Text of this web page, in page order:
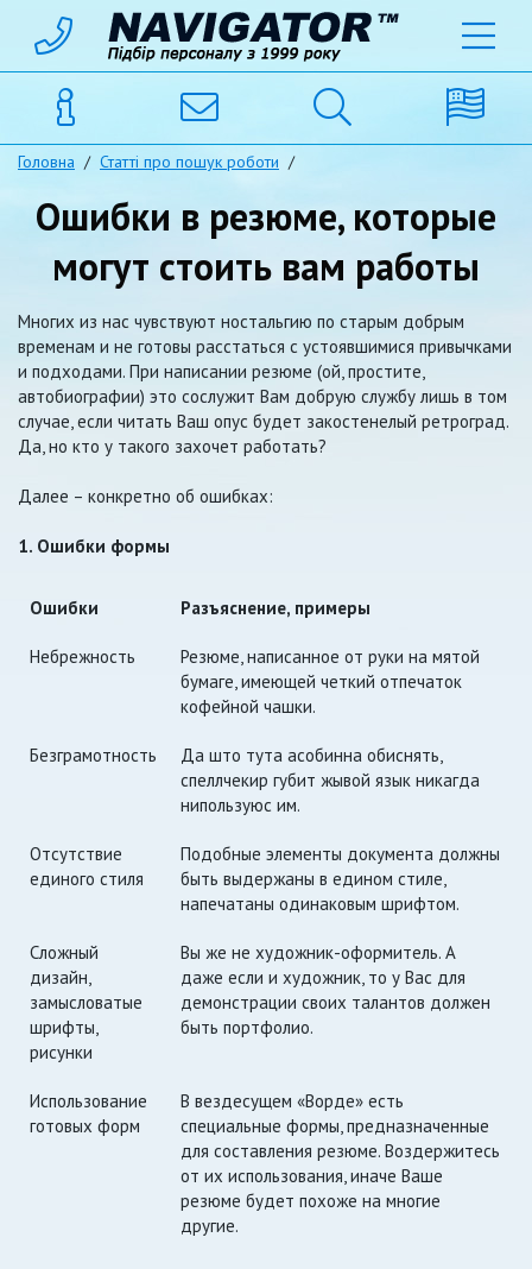
Головна / Статті про пошук роботи /
Ошибки в резюме, которые
могут стоить вам работы
Многих из нас чувствуют ностальгию по старым добрым
временам и не готовы расстаться с устоявшимися привычками
и подходами. При написании резюме (ой, простите,
автобиографии) это сослужит Вам добрую службу лишь в том
случае, если читать Ваш опус будет закостенелый ретроград.
Да, но кто у такого захочет работать?
Далее – конкретно об ошибках:
1. Ошибки формы
Ошибки Разъяснение, примеры
Небрежность
Резюме, написанное от руки на мятой
бумаге, имеющей четкий отпечаток
кофейной чашки.
Безграмотность
Да што тута асобинна обиснять,
спеллчекир губит жывой язык никагда
нипользуюс им.
Отсутствие
единого стиля
Подобные элементы документа должны
быть выдержаны в едином стиле,
напечатаны одинаковым шрифтом.
Сложный
дизайн,
замысловатые
шрифты,
рисунки
Вы же не художник-оформитель. А
даже если и художник, то у Вас для
демонстрации своих талантов должен
быть портфолио.
Использование
готовых форм
В вездесущем «Ворде» есть
специальные формы, предназначенные
для составления резюме. Воздержитесь
от их использования, иначе Ваше
резюме будет похоже на многие
другие.